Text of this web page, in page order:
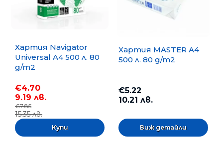
Хартия Navigator
Universal A4 500 л. 80
g/m2
€4.70
9.19 лв.
€7.85
15.35 лв.
Хартия MASTER A4
500 л. 80 g/m2
€5.22
10.21 лв.
Виж детайли